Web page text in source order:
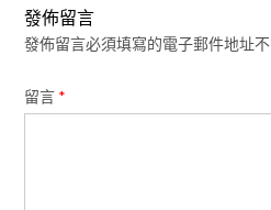
發佈留言
發佈留言必須填寫的電子郵件地址不
留言 *